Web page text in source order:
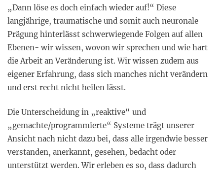
„Dann löse es doch einfach wieder auf!“ Diese
langjährige, traumatische und somit auch neuronale
Prägung hinterlässt schwerwiegende Folgen auf allen
Ebenen- wir wissen, wovon wir sprechen und wie hart
die Arbeit an Veränderung ist. Wir wissen zudem aus
eigener Erfahrung, dass sich manches nicht verändern
und erst recht nicht heilen lässt.
Die Unterscheidung in „reaktive“ und
„gemachte/programmierte“ Systeme trägt unserer
Ansicht nach nicht dazu bei, dass alle irgendwie besser
verstanden, anerkannt, gesehen, bedacht oder
unterstützt werden. Wir erleben es so, dass dadurch